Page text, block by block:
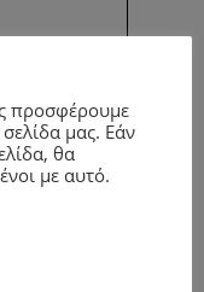
Zoom100%
προσφέρουμε
μας. Εάν
θα
με αυτό.